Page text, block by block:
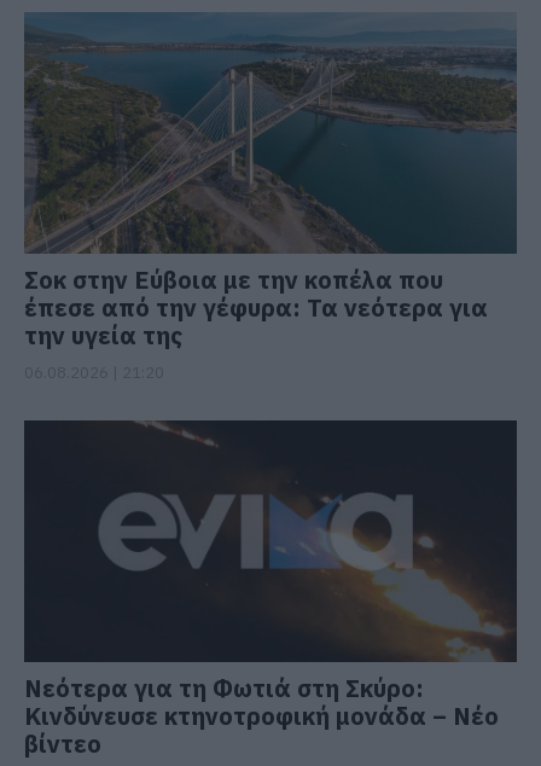
Σοκ στην Εύβοια με την κοπέλα που
έπεσε από την γέφυρα: Τα νεότερα για
την υγεία της
Νεότερα για τη Φωτιά στη Σκύρο:
Κινδύνευσε κτηνοτροφική μονάδα – Νέο
βίντεο